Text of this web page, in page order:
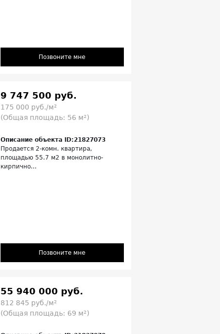
Позвоните мне
9 747 500 руб.
175 000 руб./м²
(Общая площадь: 56 м²)
Описание объекта ID:21827073
Продается 2-комн. квартира,
площадью 55.7 м2 в монолитно-
кирпично...
Позвоните мне
55 940 000 руб.
812 845 руб./м²
(Общая площадь: 69 м²)